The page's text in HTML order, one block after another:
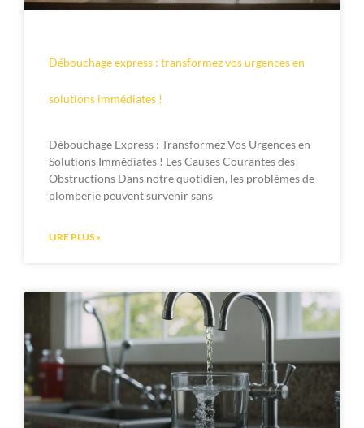
Débouchage express : transformez vos urgences en
solutions immédiates !
Débouchage Express : Transformez Vos Urgences en
Solutions Immédiates ! Les Causes Courantes des
Obstructions Dans notre quotidien, les problèmes de
plomberie peuvent survenir sans
LIRE PLUS »